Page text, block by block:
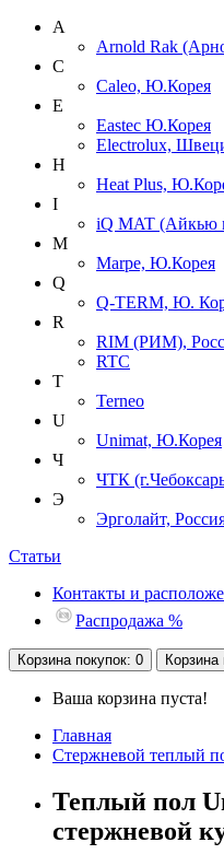
A
Arnold Rak
C
Caleo, Ю.Корея
E
Eastec Ю.Корея
Electrolux,
H
Heat Plus,
I
iQ MAT (Айкью
M
Marpe, Ю.Корея
Q
Q-TERM, Ю.
R
RIM (РИМ),
RTC
T
Terneo
U
Unimat, Ю.Корея
Ч
ЧТК
Э
Эрголайт,
Статьи
Контакты и
Распродажа %
Корзина покупок: 0 Корзина
Ваша корзина пуста!
Главная
Cтержневой теплый
Теплый пол
стержневой